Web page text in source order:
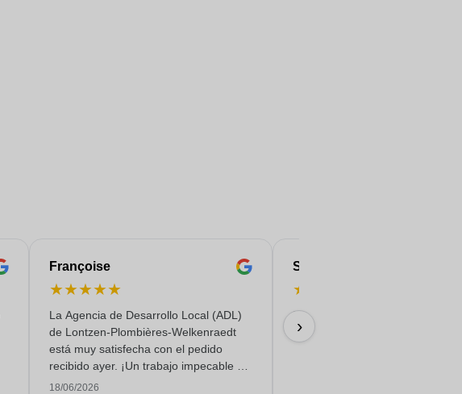
Françoise
★★★★★
La Agencia de Desarrollo Local (ADL)
de Lontzen-Plombières-Welkenraedt
está muy satisfecha con el pedido
recibido ayer. ¡Un trabajo impecable y
un servicio de calidad!
18/06/2026
Serife
★
Rápido, fiable y con entrega de
18/06/2026
›